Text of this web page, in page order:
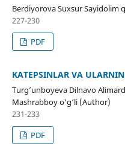
Berdiyorova Suxsur Sayidolim
227-230
PDF
KATEPSINLAR VA
Turg’unboyeva Dilnavo
Mashrabboy o‘g‘li (Author)
231-233
PDF